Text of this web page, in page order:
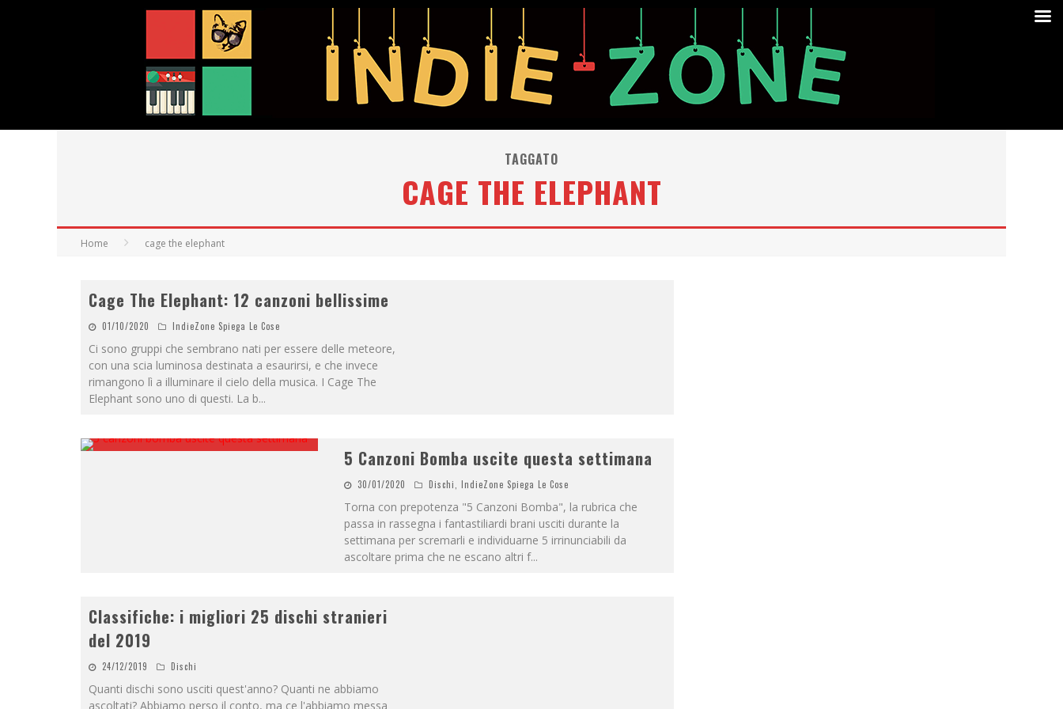
TAGGATO
CAGE THE ELEPHANT
Home cage the elephant
Cage The Elephant: 12 canzoni bellissime
01/10/2020 IndieZone Spiega Le Cose
Ci sono gruppi che sembrano nati per essere delle meteore,
con una scia luminosa destinata a esaurirsi, e che invece
rimangono lì a illuminare il cielo della musica. I Cage The
Elephant sono uno di questi. La b...
5 Canzoni Bomba uscite questa settimana
30/01/2020 Dischi IndieZone Spiega Le Cose
Torna con prepotenza "5 Canzoni Bomba", la rubrica che
passa in rassegna i fantastiliardi brani usciti durante la
settimana per scremarli e individuarne 5 irrinunciabili da
ascoltare prima che ne escano altri f...
Classifiche: i migliori 25 dischi stranieri
del 2019
24/12/2019 Dischi
Quanti dischi sono usciti quest'anno? Quanti ne abbiamo
ascoltati? Abbiamo perso il conto, ma ce l'abbiamo messa